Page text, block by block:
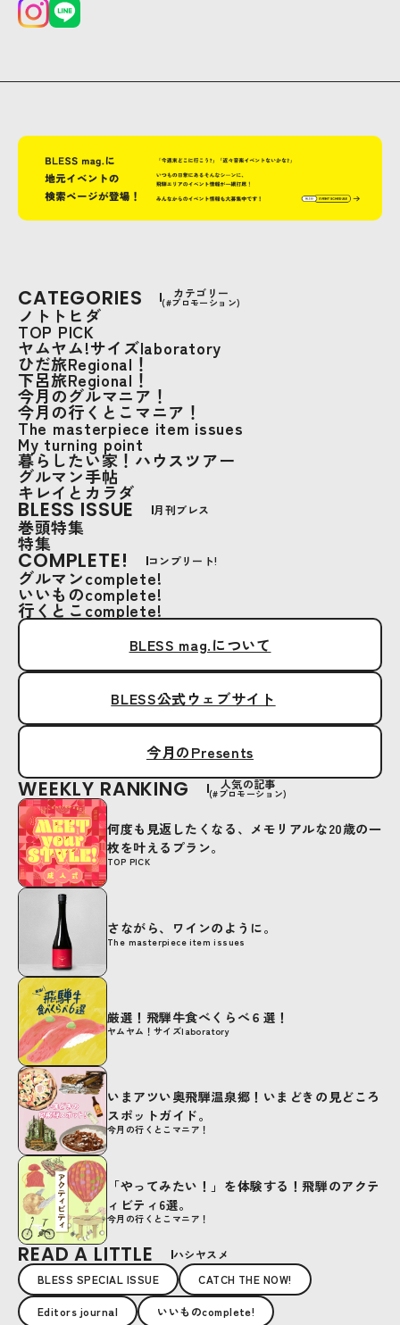
CATEGORIES カテゴリー
(#プロモーション)
ノトトヒダ
TOP PICK
ヤムヤム!サイズlaboratory
ひだ旅Regional！
下呂旅Regional！
今月のグルマニア！
今月の行くとこマニア！
The masterpiece item issues
My turning point
暮らしたい家！ハウスツアー
グルマン手帖
キレイとカラダ
BLESS ISSUE 月刊ブレス
巻頭特集
特集
COMPLETE! コンプリート!
グルマンcomplete!
いいものcomplete!
行くとこcomplete!
BLESS mag.について
BLESS公式ウェブサイト
今月のPresents
WEEKLY RANKING 人気の記事
(#プロモーション)
TOP PICK
何度も見返したくなる、メモリアルな20歳の一
枚を叶えるプラン。
The masterpiece item issues
さながら、ワインのように。
ヤムヤム！サイズlaboratory
厳選！飛騨牛食べくらべ６選！
今月の行くとこマニア！
いまアツい奥飛騨温泉郷！いまどきの見どころ
スポットガイド。
今月の行くとこマニア！
「やってみたい！」を体験する！飛騨のアクテ
ィビティ6選。
READ A LITTLE
ハシヤスメ
BLESS SPECIAL ISSUE
CATCH THE NOW!
Editors journal いいものcomplete!